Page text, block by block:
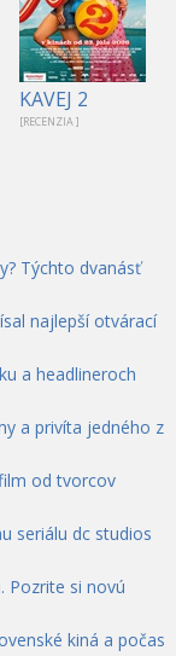
KAVEJ 2
[RECENZIA ]
Týchto dvanásť
najlepší otvárací
a headlineroch
a privíta jedného z
od tvorcov
seriálu dc studios
Pozrite si novú
kiná a počas